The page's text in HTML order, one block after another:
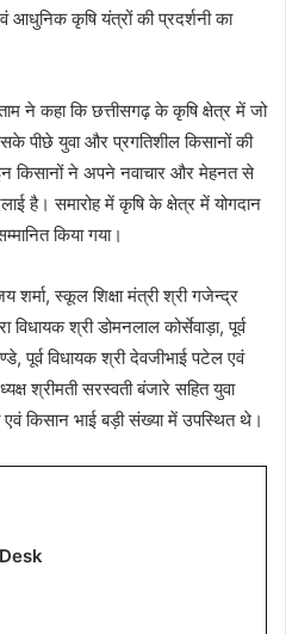
आधुनिक कृषि यंत्रों की प्रदर्शनी का
ने कहा कि छत्तीसगढ़ के कृषि क्षेत्र में जो
पीछे युवा और प्रगतिशील किसानों की
किसानों ने अपने नवाचार और मेहनत से
है। समारोह में कृषि के क्षेत्र में योगदान
किया गया।
स्कूल शिक्षा मंत्री श्री गजेन्द्र
श्री डोमनलाल कोर्सेवाड़ा, पूर्व
पूर्व विधायक श्री देवजीभाई पटेल एवं
श्रीमती सरस्वती बंजारे सहित युवा
किसान भाई बड़ी संख्या में उपस्थित थे।